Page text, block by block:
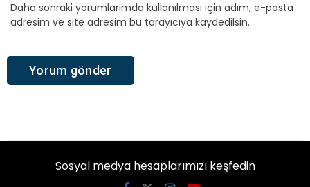
Daha sonraki yorumlarımda kullanılması için adım, e-posta
adresim ve site adresim bu tarayıcıya kaydedilsin.
Sosyal medya hesaplarımızı keşfedin